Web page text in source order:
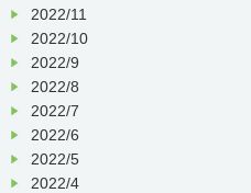
2022/11
2022/10
2022/9
2022/8
2022/7
2022/6
2022/5
2022/4